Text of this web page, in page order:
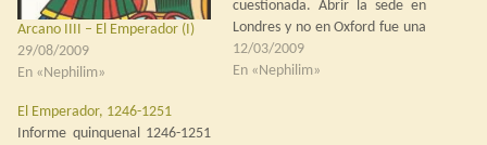
Arcano IIII – El Emperador (I)
29/08/2009
En «Nephilim»
cuestionada. Abrir la sede en
Londres y no en Oxford fue una
decisión arriesgada, un intento
de separar su posición como
12/03/2009
En «Nephilim»
El Emperador, 1246-1251
Informe quinquenal 1246-1251